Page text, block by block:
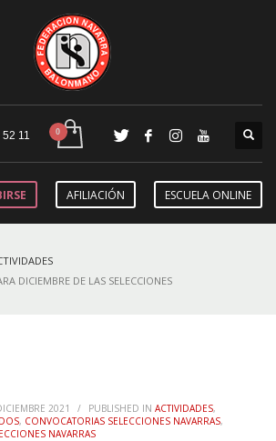
11
AFILIACIÓN ESCUELA ONLINE
DICIEMBRE DE LAS SELECCIONES
2021 / PUBLISHED IN ACTIVIDADES,
, CONVOCATORIAS SELECCIONES NAVARRAS,
NAVARRAS